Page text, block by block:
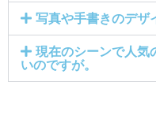
写真や手書きのデザ
現在のシーンで人気
いのですが。